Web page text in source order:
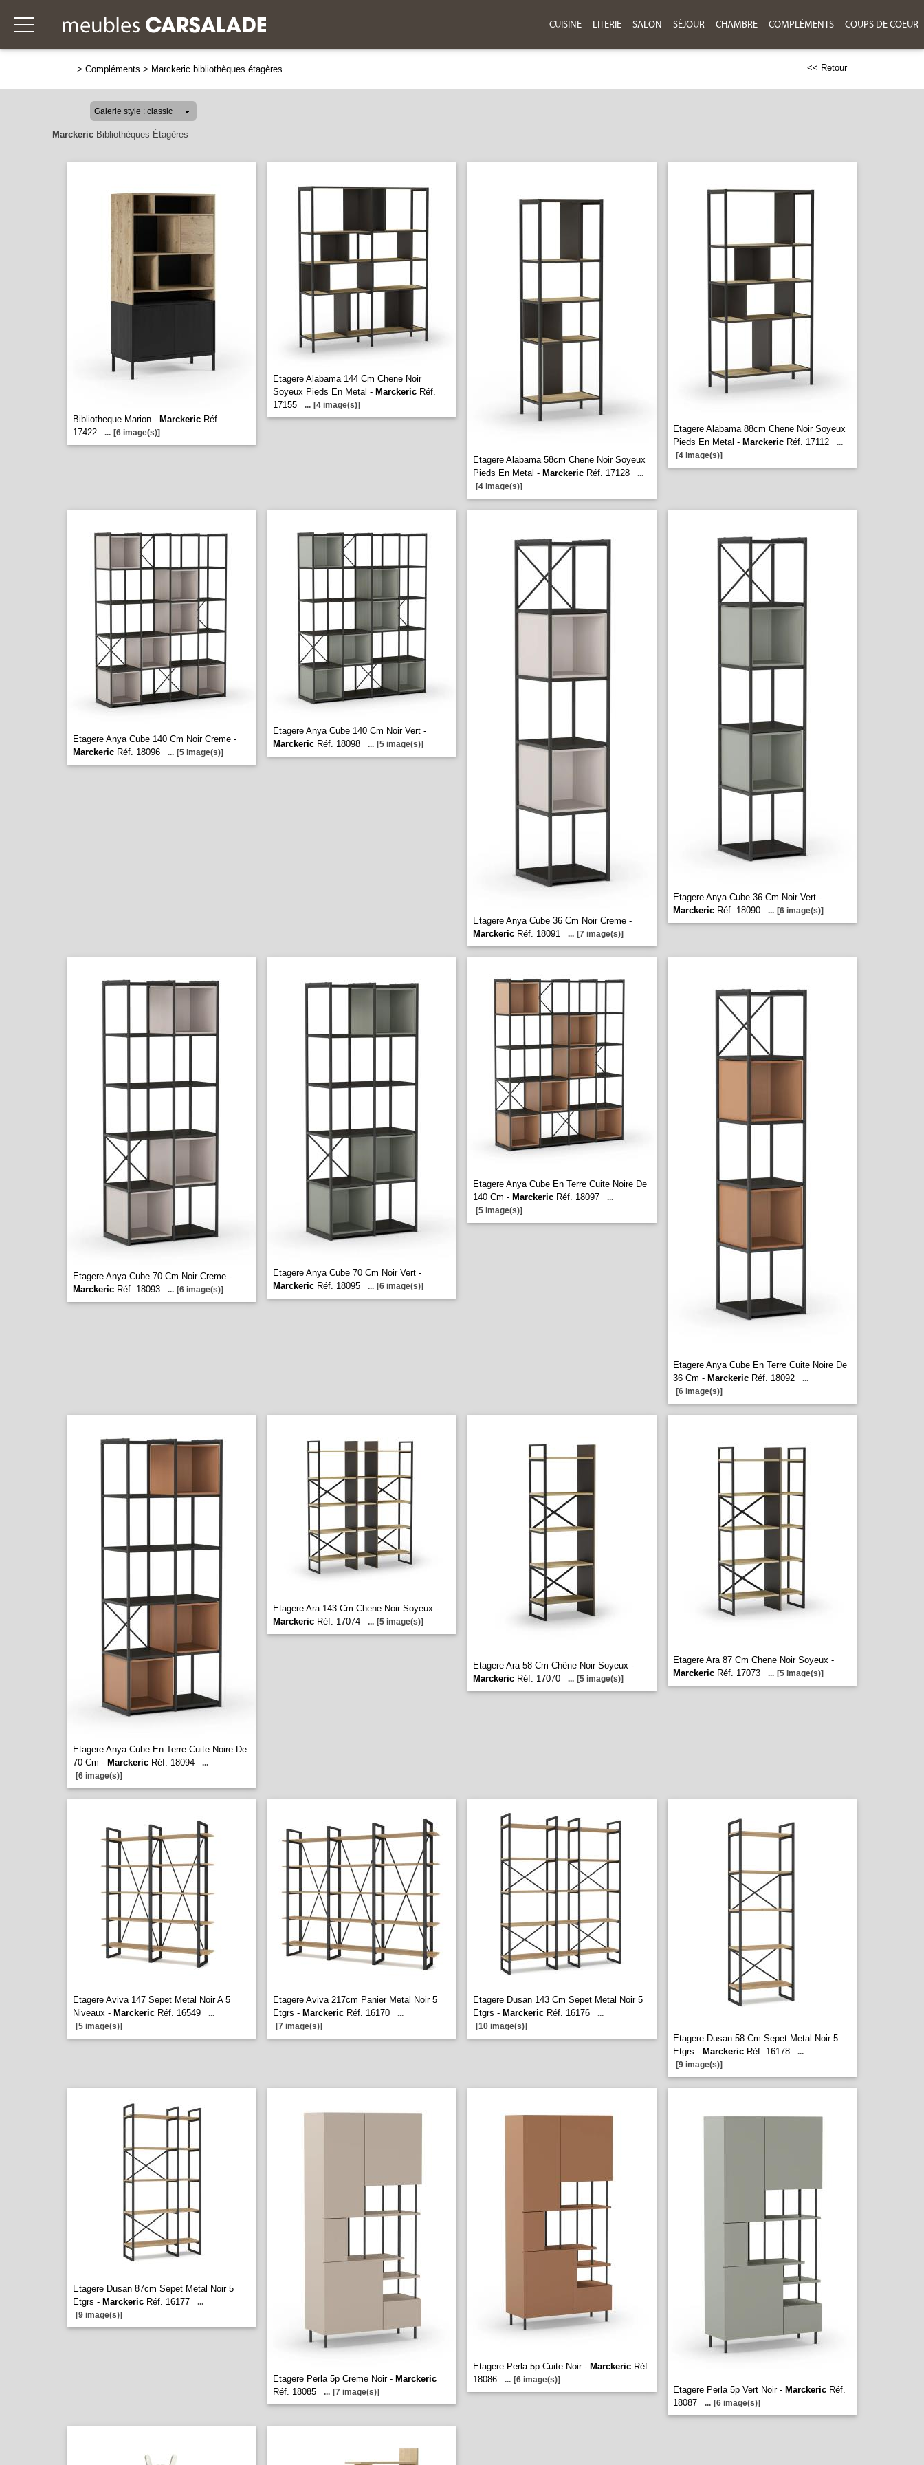
CUISINE LITERIE SALON SÉJOUR CHAMBRE COMPLÉMENTS COUPS DE COEUR
> Compléments > Marckeric bibliothèques étagères << Retour
Marckeric Bibliothèques Étagères
Bibliotheque Marion - Marckeric Réf.
17422
... [6 image(s)]
Etagere Alabama 144 Cm Chene Noir
Soyeux Pieds En Metal - Marckeric Réf.
17155
... [4 image(s)]
Etagere Alabama 58cm Chene Noir Soyeux
Pieds En Metal - Marckeric Réf. 17128
...
[4 image(s)]
Etagere Alabama 88cm Chene Noir Soyeux
Pieds En Metal - Marckeric Réf. 17112
...
[4 image(s)]
Etagere Anya Cube 140 Cm Noir Creme -
Marckeric Réf. 18096 ... [5 image(s)]
Etagere Anya Cube 140 Cm Noir Vert -
Marckeric Réf. 18098 ... [5 image(s)]
Etagere Anya Cube 36 Cm Noir Creme -
Marckeric Réf. 18091 ... [7 image(s)]
Etagere Anya Cube 36 Cm Noir Vert -
Marckeric Réf. 18090 ... [6 image(s)]
Etagere Anya Cube 70 Cm Noir Creme -
Marckeric Réf. 18093 ... [6 image(s)]
Etagere Anya Cube 70 Cm Noir Vert -
Marckeric Réf. 18095 ... [6 image(s)]
Etagere Anya Cube En Terre Cuite Noire De
140 Cm - Marckeric Réf. 18097
...
[5 image(s)]
Etagere Anya Cube En Terre Cuite Noire De
36 Cm - Marckeric Réf. 18092
...
[6 image(s)]
Etagere Anya Cube En Terre Cuite Noire De
70 Cm - Marckeric Réf. 18094
...
[6 image(s)]
Etagere Ara 143 Cm Chene Noir Soyeux -
Marckeric Réf. 17074 ... [5 image(s)]
Etagere Ara 58 Cm Chêne Noir Soyeux -
Marckeric Réf. 17070 ... [5 image(s)]
Etagere Ara 87 Cm Chene Noir Soyeux -
Marckeric Réf. 17073 ... [5 image(s)]
Etagere Aviva 147 Sepet Metal Noir A 5
Niveaux - Marckeric Réf. 16549
...
[5 image(s)]
Etagere Aviva 217cm Panier Metal Noir 5
Etgrs - Marckeric Réf. 16170
...
[7 image(s)]
Etagere Dusan 143 Cm Sepet Metal Noir 5
Etgrs - Marckeric Réf. 16176
...
[10 image(s)]
Etagere Dusan 58 Cm Sepet Metal Noir 5
Etgrs - Marckeric Réf. 16178
...
[9 image(s)]
Etagere Dusan 87cm Sepet Metal Noir 5
Etgrs - Marckeric Réf. 16177
...
[9 image(s)]
Etagere Perla 5p Creme Noir - Marckeric
Réf. 18085
... [7 image(s)]
Etagere Perla 5p Cuite Noir - Marckeric Réf.
18086
... [6 image(s)]
Etagere Perla 5p Vert Noir - Marckeric Réf.
18087
... [6 image(s)]